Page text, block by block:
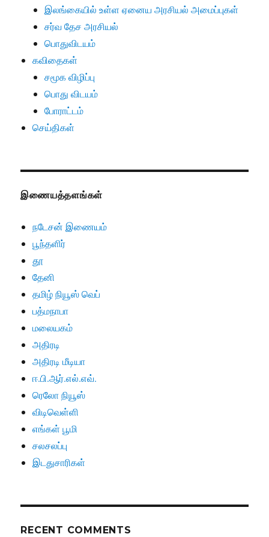
இலங்கையில் உள்ள ஏனைய அரசியல் அமைப்புகள்
சர்வ தேச அரசியல்
பொதுவிடயம்
கவிதைகள்
சமூக விழிப்பு
பொது விடயம்
போராட்டம்
செய்திகள்
இணையத்தளங்கள்
நடேசன் இணையம்
பூந்தளிர்
தூ
தேனி
தமிழ் நியூஸ் வெப்
பத்மநாபா
மலையகம்
அதிரடி
அதிரடி மீடியா
ஈ.பி.ஆர்.எல்.எவ்.
ரெலோ நியூஸ்
விடிவெள்ளி
எங்கள் பூமி
சலசலப்பு
இடதுசாரிகள்
RECENT COMMENTS